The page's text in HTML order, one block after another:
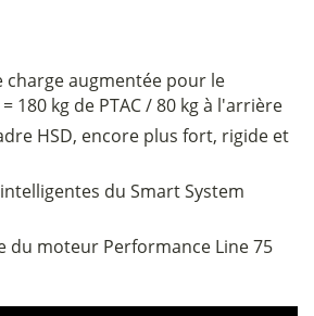
charge augmentée pour le
180 kg de PTAC / 80 kg à l'arrière
HSD, encore plus fort, rigide et
du Smart System
du moteur Performance Line 75